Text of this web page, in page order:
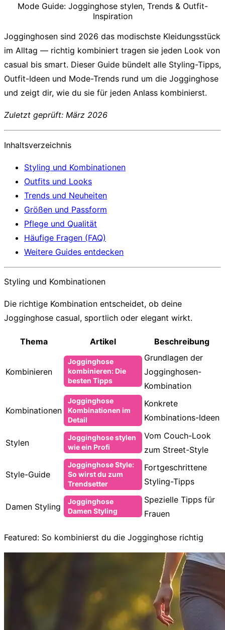
Mode Guide: Jogginghose stylen, Trends & Outfit-
Inspiration
Jogginghosen sind 2026 das modischste Kleidungsstück
im Alltag — richtig kombiniert tragen sie jeden Look von
casual bis smart. Dieser Guide bündelt alle Styling-Tipps,
Outfit-Ideen und Mode-Trends rund um die Jogginghose
und zeigt dir, wie du sie für jeden Anlass kombinierst.
Zuletzt geprüft: März 2026
Inhaltsverzeichnis
Styling und Kombinationen
Outfits und Looks
Trends und Neuheiten
Größen und Passform
Pflege und Qualität
Häufige Fragen (FAQ)
Weitere Guides entdecken
Styling und Kombinationen
Die richtige Kombination entscheidet, ob deine
Jogginghose casual, sportlich oder elegant wirkt.
Thema Artikel Beschreibung
Kombinieren
Jogginghose
kombinieren: Die
besten Tipps
Grundlagen der
Jogginghosen-
Kombination
Kombinationen
Jogginghose
Kombinationen im
Detail
Konkrete
Kombinations-Ideen
Stylen
Jogginghose stylen
wie ein Profi
Vom Couch-Look
zum Street-Style
Style-Guide
Jogginghose Style:
So wirst du zum
Trendsetter
Fortgeschrittene
Styling-Tipps
Damen Styling
Jogginghose
Damen Styling
Spezielle Tipps für
Frauen
Featured: So kombinierst du die Jogginghose richtig